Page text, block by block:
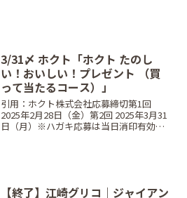
3/31〆 ホクト「ホクト たのし
い！おいしい！プレゼント （買
って当たるコース）」
引用：ホクト株式会社応募締切第1回
2025年2月28日（金）第2回 2025年3月31
日（月）※ハガキ応募は当日消印有効、
【終了】江崎グリコ｜ジャイアン